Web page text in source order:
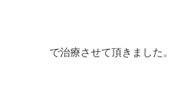
で治療させて頂きました。